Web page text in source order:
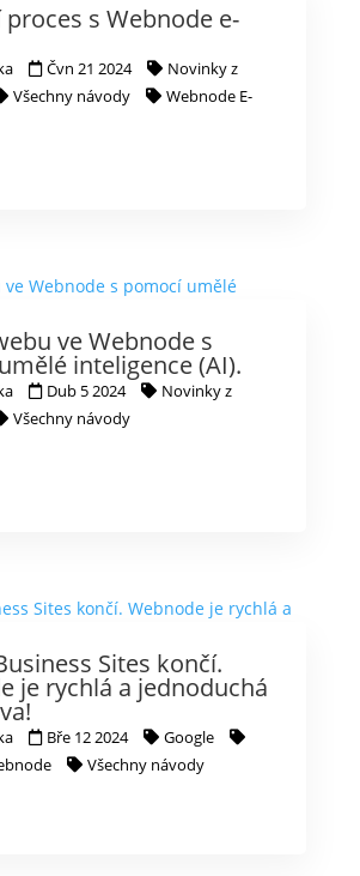
s Webnode e-
Čvn 21 2024
Novinky z
Všechny návody
Webnode E-
ve Webnode s
inteligence (AI).
Dub 5 2024
Novinky z
Všechny návody
Sites končí.
je rychlá a jednoduchá
Bře 12 2024
Google
Všechny návody